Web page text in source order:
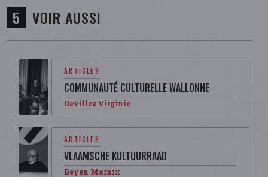
VOIR AUSSI
ARTICLES
COMMUNAUTÉ CULTURELLE WALLONNE
Devillez Virginie
ARTICLES
VLAAMSCHE KULTUURRAAD
Beyen Marnix